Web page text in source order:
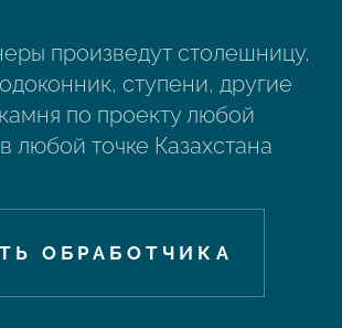
произведут столешницу,
ступени, другие
по проекту любой
любой точке Казахстана
ОБРАБОТЧИКА